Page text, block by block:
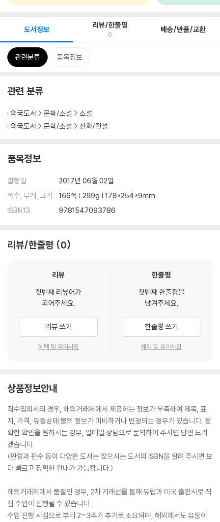
도서정보 리뷰/한줄평
0 배송/반품/교환
관련분류 품목정보
관련 분류
외국도서 문학/소설
소설
외국도서
문학/소설 신화/전설
품목정보
발행일
2017년 06월 02일
쪽수, 무게, 크기
166쪽 | 299g | 178*254*9mm
ISBN13
9781547093786
리뷰/한줄평 0
리뷰
첫번째 리뷰어가
되어주세요.
리뷰 쓰기
혜택 및 유의사항
한줄평
첫번째 한줄평을
남겨주세요.
한줄평 쓰기
혜택 및 유의사항
상품정보안내
직수입외서의 경우, 해외거래처에서 제공하는 정보가 부족하여 제목, 표
지, 가격, 유통상태 등의 정보가 미비하거나 변경되는 경우가 있습니다. 정
확한 확인을 원하시는 경우, 일대일 상담으로 문의하여 주시면 답변 드리
겠습니다.
(판형과 판수 등이 다양한 도서는 찾으시는 도서의 ISBN을 알려 주시면 보
다 빠르고 정확한 안내가 가능합니다.)
해외거래처에서 품절인 경우, 2차 거래선을 통해 유럽과 미국 출판사로 직
접 수입이 진행될 수 있습니다.
수입 진행 시점으로 부터 2~3주가 추가로 소요되며, 해외에서도 유통이